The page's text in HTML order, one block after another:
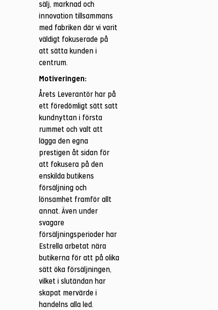
sälj, marknad och
innovation tillsammans
med fabriken där vi varit
väldigt fokuserade på
att sätta kunden i
centrum.
Motiveringen:
Årets Leverantör har på
ett föredömligt sätt satt
kundnyttan i första
rummet och valt att
lägga den egna
prestigen åt sidan för
att fokusera på den
enskilda butikens
försäljning och
lönsamhet framför allt
annat. Även under
svagare
försäljningsperioder har
Estrella arbetat nära
butikerna för att på olika
sätt öka försäljningen,
vilket i slutändan har
skapat mervärde i
handelns alla led.